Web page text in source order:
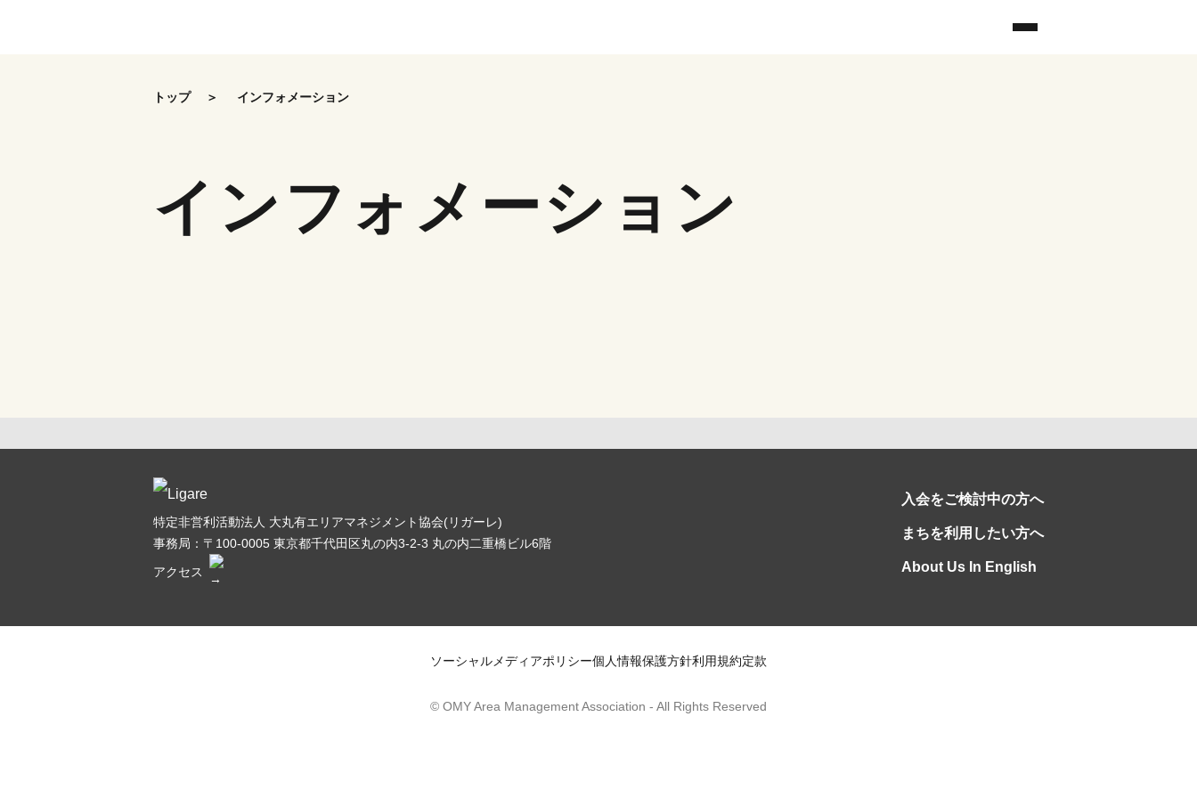
トップ インフォメーション
インフォメーション
特定非営利活動法人 大丸有エリアマネジメント協会(リガーレ)
事務局：〒100-0005 東京都千代田区丸の内3-2-3 丸の内二重橋ビル6階
アクセス
入会をご検討中の方へ
まちを利用したい方へ
About Us In English
ソーシャルメディアポリシー個人情報保護方針利用規約定款
© OMY Area Management Association - All Rights Reserved